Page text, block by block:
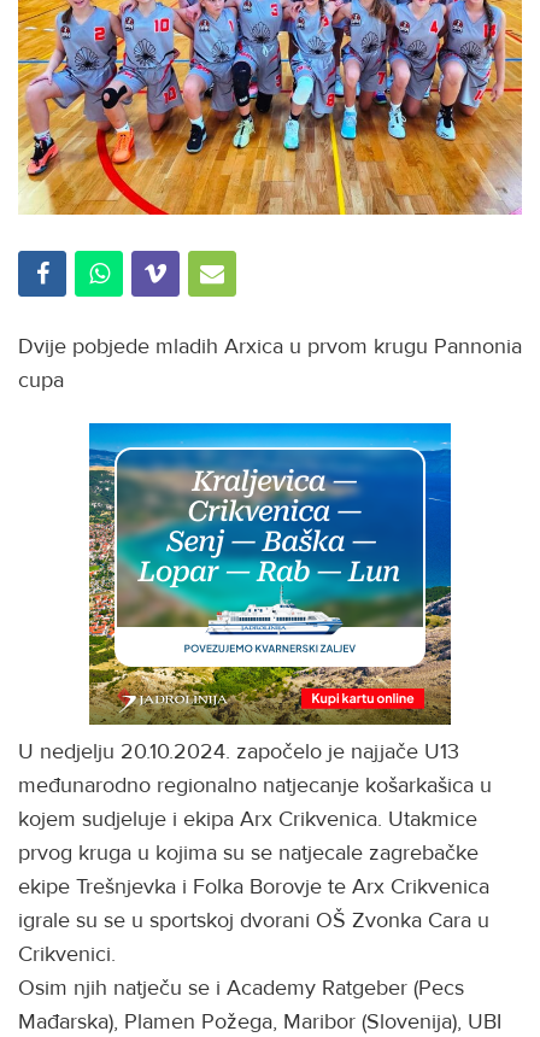
Dvije pobjede mladih Arxica u prvom krugu Pannonia
cupa
U nedjelju 20.10.2024. započelo je najjače U13
međunarodno regionalno natjecanje košarkašica u
kojem sudjeluje i ekipa Arx Crikvenica. Utakmice
prvog kruga u kojima su se natjecale zagrebačke
ekipe Trešnjevka i Folka Borovje te Arx Crikvenica
igrale su se u sportskoj dvorani OŠ Zvonka Cara u
Crikvenici.
Osim njih natječu se i Academy Ratgeber (Pecs
Mađarska), Plamen Požega, Maribor (Slovenija), UBI